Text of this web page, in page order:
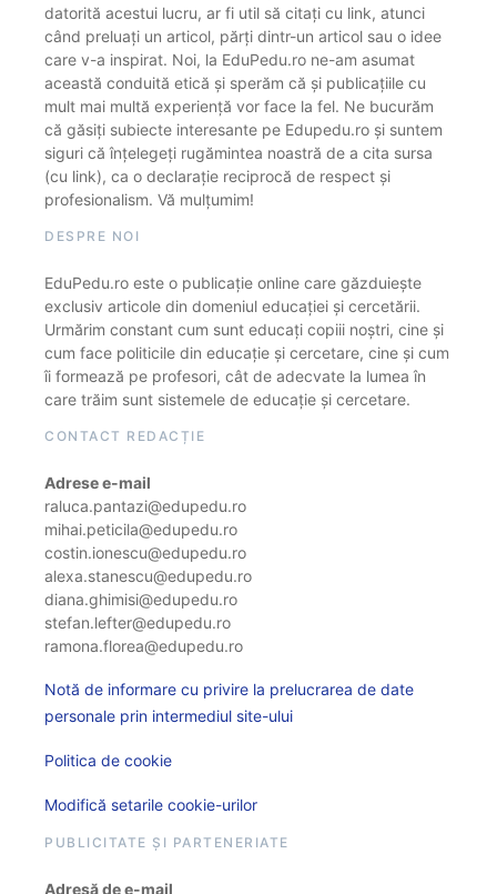
datorită acestui lucru, ar fi util să citați cu link, atunci
când preluați un articol, părți dintr-un articol sau o idee
care v-a inspirat. Noi, la EduPedu.ro ne-am asumat
această conduită etică și sperăm că și publicațiile cu
mult mai multă experiență vor face la fel. Ne bucurăm
că găsiți subiecte interesante pe Edupedu.ro și suntem
siguri că înțelegeți rugămintea noastră de a cita sursa
(cu link), ca o declarație reciprocă de respect și
profesionalism. Vă mulțumim!
DESPRE NOI
EduPedu.ro este o publicație online care găzduiește
exclusiv articole din domeniul educației și cercetării.
Urmărim constant cum sunt educați copiii noștri, cine și
cum face politicile din educație și cercetare, cine și cum
îi formează pe profesori, cât de adecvate la lumea în
care trăim sunt sistemele de educație și cercetare.
CONTACT REDACȚIE
Adrese e-mail
raluca.pantazi@edupedu.ro
mihai.peticila@edupedu.ro
costin.ionescu@edupedu.ro
alexa.stanescu@edupedu.ro
diana.ghimisi@edupedu.ro
stefan.lefter@edupedu.ro
ramona.florea@edupedu.ro
Notă de informare cu privire la prelucrarea de date
personale prin intermediul site-ului
Politica de cookie
Modifică setarile cookie-urilor
PUBLICITATE ȘI PARTENERIATE
Adresă de e-mail